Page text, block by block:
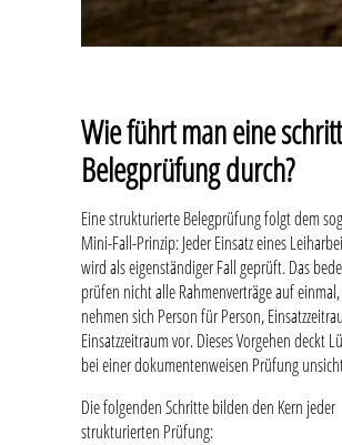
Wie führt man eine
Belegprüfung durch?
Eine strukturierte Belegprüfung folgt dem
Mini-Fall-Prinzip: Jeder Einsatz eines
wird als eigenständiger Fall geprüft. Das
prüfen nicht alle Rahmenverträge auf
nehmen sich Person für Person,
Einsatzzeitraum vor. Dieses Vorgehen deckt
bei einer dokumentenweisen Prüfung
Die folgenden Schritte bilden den Kern jeder
strukturierten Prüfung: